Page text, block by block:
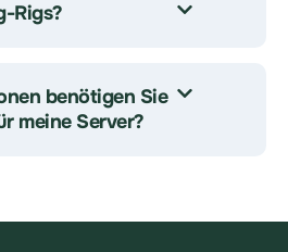
Rigs?
benötigen Sie
meine Server?